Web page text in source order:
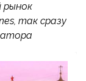
рынок
так сразу